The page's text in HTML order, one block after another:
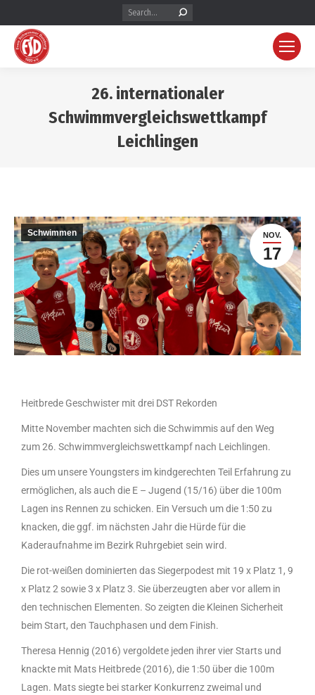
26. internationaler
Schwimmvergleichswettkampf
Leichlingen
NOV.
17
Schwimmen
Heitbrede Geschwister mit drei DST Rekorden
Mitte November machten sich die Schwimmis auf den Weg
zum 26. Schwimmvergleichswettkampf nach Leichlingen.
Dies um unsere Youngsters im kindgerechten Teil Erfahrung zu
ermöglichen, als auch die E – Jugend (15/16) über die 100m
Lagen ins Rennen zu schicken. Ein Versuch um die 1:50 zu
knacken, die ggf. im nächsten Jahr die Hürde für die
Kaderaufnahme im Bezirk Ruhrgebiet sein wird.
Die rot-weißen dominierten das Siegerpodest mit 19 x Platz 1, 9
x Platz 2 sowie 3 x Platz 3. Sie überzeugten aber vor allem in
den technischen Elementen. So zeigten die Kleinen Sicherheit
beim Start, den Tauchphasen und dem Finish.
Theresa Hennig (2016) vergoldete jeden ihrer vier Starts und
knackte mit Mats Heitbrede (2016), die 1:50 über die 100m
Lagen. Mats siegte bei starker Konkurrenz zweimal und